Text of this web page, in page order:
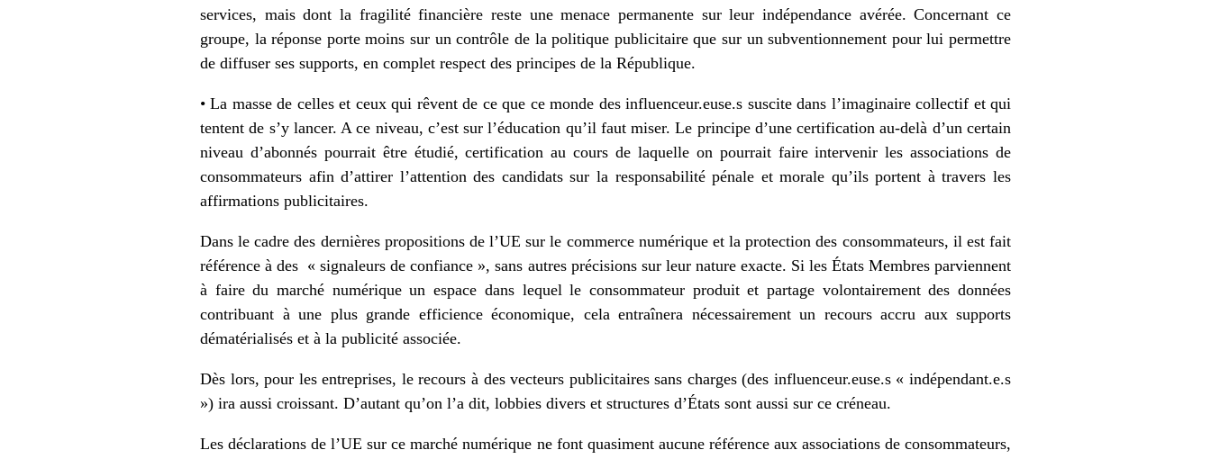
services, mais dont la fragilité financière reste une menace permanente sur leur indépendance avérée. Concernant ce
groupe, la réponse porte moins sur un contrôle de la politique publicitaire que sur un subventionnement pour lui permettre
de diffuser ses supports, en complet respect des principes de la République.
• La masse de celles et ceux qui rêvent de ce que ce monde des influenceur.euse.s suscite dans l’imaginaire collectif et qui
tentent de s’y lancer. A ce niveau, c’est sur l’éducation qu’il faut miser. Le principe d’une certification au-delà d’un certain
niveau d’abonnés pourrait être étudié, certification au cours de laquelle on pourrait faire intervenir les associations de
consommateurs afin d’attirer l’attention des candidats sur la responsabilité pénale et morale qu’ils portent à travers les
affirmations publicitaires.
Dans le cadre des dernières propositions de l’UE sur le commerce numérique et la protection des consommateurs, il est fait
référence à des « signaleurs de confiance », sans autres précisions sur leur nature exacte. Si les États Membres parviennent
à faire du marché numérique un espace dans lequel le consommateur produit et partage volontairement des données
contribuant à une plus grande efficience économique, cela entraînera nécessairement un recours accru aux supports
dématérialisés et à la publicité associée.
Dès lors, pour les entreprises, le recours à des vecteurs publicitaires sans charges (des influenceur.euse.s « indépendant.e.s
») ira aussi croissant. D’autant qu’on l’a dit, lobbies divers et structures d’États sont aussi sur ce créneau.
Les déclarations de l’UE sur ce marché numérique ne font quasiment aucune référence aux associations de consommateurs,